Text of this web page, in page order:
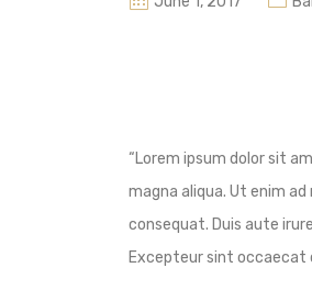
“Lorem ipsum dolor sit
magna aliqua. Ut enim
consequat. Duis aute
Excepteur sint occaecat